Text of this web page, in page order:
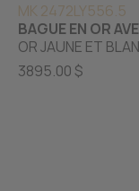
MK 2472LY556.5
BAGUE EN OR
OR JAUNE ET
3895.00 $